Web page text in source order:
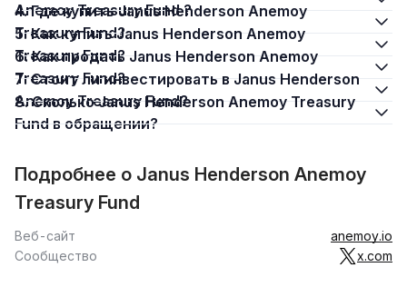
Anemoy Treasury Fund ?
4. Где купить Janus Henderson Anemoy
Treasury Fund?
5. Как купить Janus Henderson Anemoy
Treasury Fund?
6. Как продать Janus Henderson Anemoy
Treasury Fund?
7. Стоит ли инвестировать в Janus Henderson
Anemoy Treasury Fund?
8. Сколько Janus Henderson Anemoy Treasury
Fund в обращении?
Подробнее о Janus Henderson Anemoy
Treasury Fund
Веб-сайт
anemoy.io
Сообщество
x.com